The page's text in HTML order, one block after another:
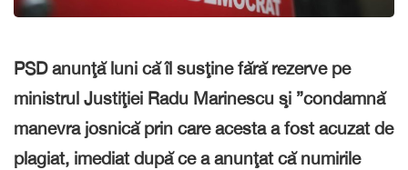
PSD anunţă luni că îl susţine fără rezerve pe
ministrul Justiţiei Radu Marinescu şi ”condamnă
manevra josnică prin care acesta a fost acuzat de
plagiat, imediat după ce a anunţat că numirile